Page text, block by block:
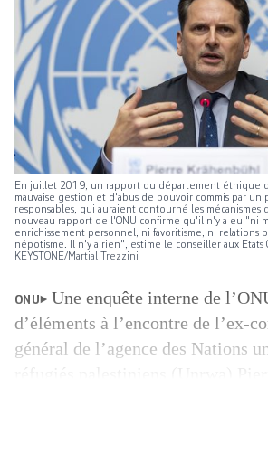
En juillet 2019, un rapport du département éthique
mauvaise gestion et d'abus de pouvoir commis par
responsables, qui auraient contourné les mécanismes
nouveau rapport de l'ONU confirme qu'il n'y a eu "ni
enrichissement personnel, ni favoritisme, ni relations
népotisme. Il n'y a rien", estime le conseiller aux Etats
KEYSTONE/Martial Trezzini
ONU
Une enquête interne de
d’éléments à l’encontre de l’ex-
général de l’agence des Nations